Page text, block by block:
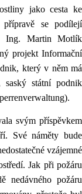
jakocesta ke
přípravě se podílejí
Ing. Martin Motlík
projekt Informační
který v něm má
saský státní podnik
svým příspěvkem
Své náměty bude
vzájemné
Jak při požáru
požáru